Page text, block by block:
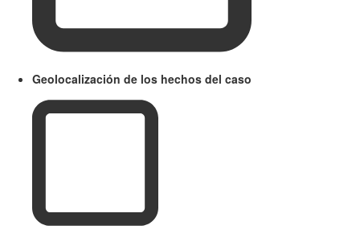
Geolocalización de los hechos del caso